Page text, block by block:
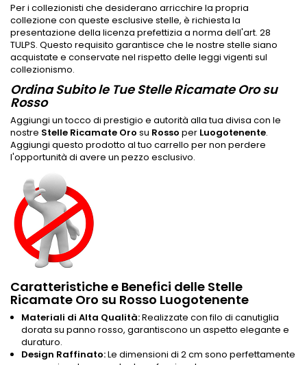
Per i collezionisti che desiderano arricchire la propria
collezione con queste esclusive stelle, è richiesta la
presentazione della licenza prefettizia a norma dell'art. 28
TULPS. Questo requisito garantisce che le nostre stelle siano
acquistate e conservate nel rispetto delle leggi vigenti sul
collezionismo.
Ordina Subito le Tue Stelle Ricamate Oro su
Rosso
Aggiungi un tocco di prestigio e autorità alla tua divisa con le
nostre Stelle Ricamate Oro su Rosso per Luogotenente.
Aggiungi questo prodotto al tuo carrello per non perdere
l'opportunità di avere un pezzo esclusivo.
Caratteristiche e Benefici delle Stelle
Ricamate Oro su Rosso Luogotenente
Materiali di Alta Qualità:Realizzate con filo di canutiglia
dorata su panno rosso, garantiscono un aspetto elegante e
duraturo.
Design Raffinato:Le dimensioni di 2 cm sono perfettamente